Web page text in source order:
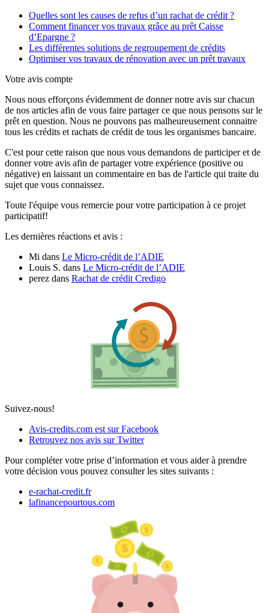
Quelles sont les causes de refus d’un rachat de crédit ?
Comment financer vos travaux grâce au prêt Caisse
d’Epargne ?
Les différentes solutions de regroupement de crédits
Optimiser vos travaux de rénovation avec un prêt travaux
Votre avis compte
Nous nous efforçons évidemment de donner notre avis sur chacun
de nos articles afin de vous faire partager ce que nous pensons sur le
prêt en question. Nous ne pouvons pas malheureusement connaitre
tous les crédits et rachats de crédit de tous les organismes bancaire.
C'est pour cette raison que nous vous demandons de participer et de
donner votre avis afin de partager votre expérience (positive ou
négative) en laissant un commentaire en bas de l'article qui traite du
sujet que vous connaissez.
Toute l'équipe vous remercie pour votre participation à ce projet
participatif!
Les dernières réactions et avis :
Mi dans Le Micro-crédit de l’ADIE
Louis S. dans Le Micro-crédit de l’ADIE
perez dans Rachat de crédit Credigo
Suivez-nous!
Avis-credits.com est sur Facebook
Retrouvez nos avis sur Twitter
Pour compléter votre prise d’information et vous aider à prendre
votre décision vous pouvez consulter les sites suivants :
e-rachat-credit.fr
lafinancepourtous.com